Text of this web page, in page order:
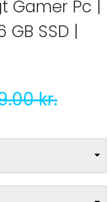
Gamer Pc |
SSD |
kr.